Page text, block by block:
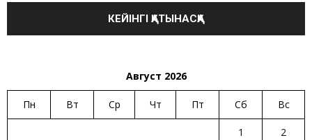
Август 2026
Пн Вт Ср Чт Пт Сб Вс
1
2